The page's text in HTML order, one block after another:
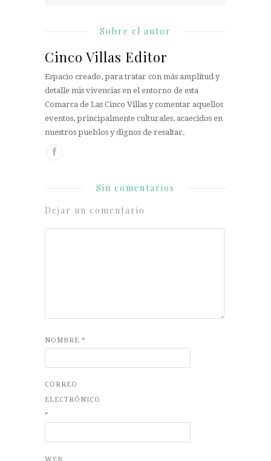
Sobre el autor
Cinco Villas Editor
Espacio creado, para tratar con más amplitud y
detalle mis vivencias en el entorno de esta
Comarca de Las Cinco Villas y comentar aquellos
eventos, principalmente culturales, acaecidos en
nuestros pueblos y dignos de resaltar.
Sin comentarios
Dejar un comentario
NOMBRE *
CORREO
ELECTRÓNICO
*